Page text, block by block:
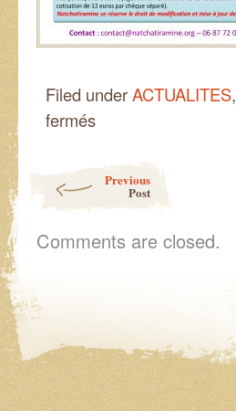
Filed underACTUALITES,
fermés
cadeau
Noël
Previous
Post
Comments are closed.